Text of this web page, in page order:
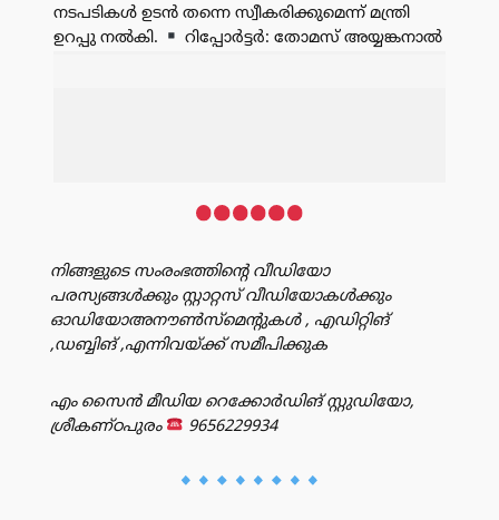
നടപടികൾ ഉടൻ തന്നെ സ്വീകരിക്കുമെന്ന് മന്ത്രി
ഉറപ്പു നൽകി.
റിപ്പോർട്ടർ: തോമസ് അയ്യങ്കനാൽ
നിങ്ങളുടെ സംരംഭത്തിൻ്റെ വീഡിയോ
പരസ്യങ്ങൾക്കും സ്റ്റാറ്റസ് വീഡിയോകൾക്കും
ഓഡിയോഅനൗൺസ്‌മെന്റുകൾ , എഡിറ്റിങ്
,ഡബ്ബിങ് ,എന്നിവയ്ക്ക് സമീപിക്കുക
എം സൈൻ മീഡിയ റെക്കോർഡിങ് സ്റ്റുഡിയോ,
ശ്രീകണ്ഠപുരം
9656229934